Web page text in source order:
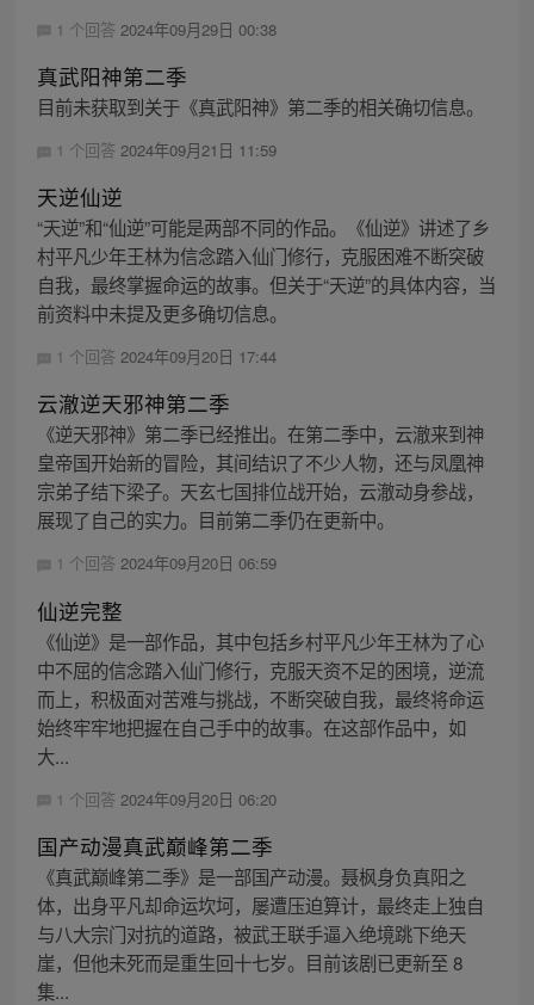
1 个回答 2024年09月29日 00:38
真武阳神第二季
目前未获取到关于《真武阳神》第二季的相关确切信息。
1 个回答 2024年09月21日 11:59
天逆仙逆
“天逆”和“仙逆”可能是两部不同的作品。《仙逆》讲述了乡
村平凡少年王林为信念踏入仙门修行，克服困难不断突破
自我，最终掌握命运的故事。但关于“天逆”的具体内容，当
前资料中未提及更多确切信息。
1 个回答 2024年09月20日 17:44
云澈逆天邪神第二季
《逆天邪神》第二季已经推出。在第二季中，云澈来到神
皇帝国开始新的冒险，其间结识了不少人物，还与凤凰神
宗弟子结下梁子。天玄七国排位战开始，云澈动身参战，
展现了自己的实力。目前第二季仍在更新中。
1 个回答 2024年09月20日 06:59
仙逆完整
《仙逆》是一部作品，其中包括乡村平凡少年王林为了心
中不屈的信念踏入仙门修行，克服天资不足的困境，逆流
而上，积极面对苦难与挑战，不断突破自我，最终将命运
始终牢牢地把握在自己手中的故事。在这部作品中，如
大...
1 个回答 2024年09月20日 06:20
国产动漫真武巅峰第二季
《真武巅峰第二季》是一部国产动漫。聂枫身负真阳之
体，出身平凡却命运坎坷，屡遭压迫算计，最终走上独自
与八大宗门对抗的道路，被武王联手逼入绝境跳下绝天
崖，但他未死而是重生回十七岁。目前该剧已更新至 8
集...